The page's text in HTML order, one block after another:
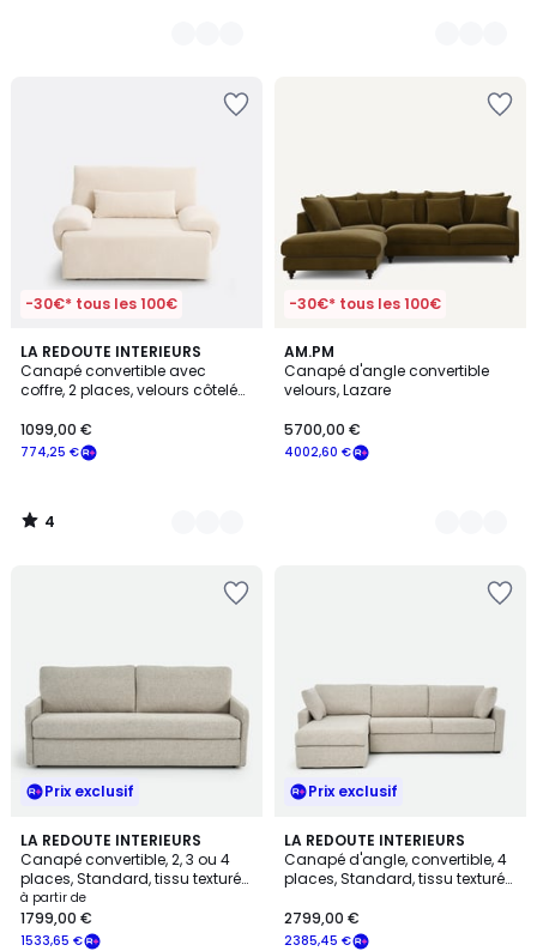
-30€* tous les 100€
LA REDOUTE INTERIEURS
Canapé convertible avec
coffre, 2 places, velours côtelé
774,25 €
1099,00 €
4
/
5
7
Couleurs
4
/
-30€* tous les 100€
AM.PM
Canapé d'angle convertible
velours, Lazare
4002,60 €
5700,00 €
16
Couleurs
Prix exclusif
LA REDOUTE INTERIEURS
Canapé convertible, 2, 3 ou 4
places, Standard, tissu texturé
moucheté, MARTA
à partir de
1533,65 €
1799,00 €
Prix exclusif
LA REDOUTE INTERIEURS
Canapé d'angle, convertible, 4
places, Standard, tissu texturé
2385,45 €
2799,00 €